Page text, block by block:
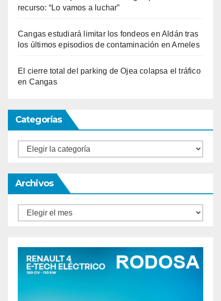
recurso: “Lo vamos a luchar”
Cangas estudiará limitar los fondeos en Aldán tras
los últimos episodios de contaminación en Arneles
El cierre total del parking de Ojea colapsa el tráfico
en Cangas
Categorías
Categorías
Archivos
Archivos